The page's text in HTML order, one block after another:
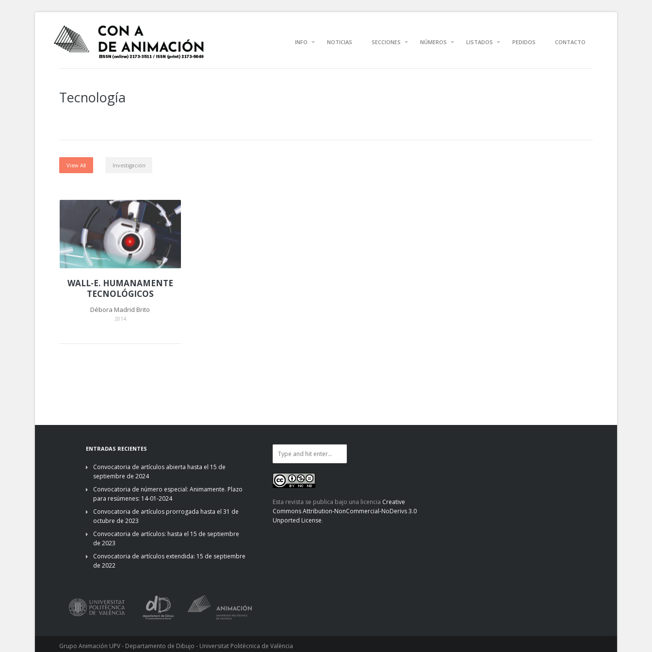
INFO NOTICIAS SECCIONES NÚMEROS LISTADOS PEDIDOS CONTACTO
Tecnología
View All Investigación
WALL-E. HUMANAMENTE
TECNOLÓGICOS
Débora Madrid Brito
2014
ENTRADAS RECIENTES
Convocatoria de artículos abierta hasta el 15 de
septiembre de 2024
Convocatoria de número especial: Animamente. Plazo
para resúmenes: 14-01-2024
Convocatoria de artículos prorrogada hasta el 31 de
octubre de 2023
Convocatoria de artículos: hasta el 15 de septiembre
de 2023
Convocatoria de artículos extendida: 15 de septiembre
de 2022
Esta revista se publica bajo una licencia Creative
Commons Attribution-NonCommercial-NoDerivs 3.0
Unported License.
Grupo Animación UPV - Departamento de Dibujo - Universitat Politècnica de València